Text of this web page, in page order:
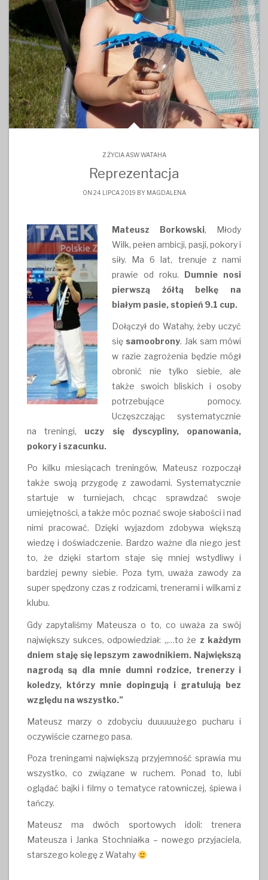
Z ŻYCIA ASW WATAHA
Reprezentacja
ON 24 LIPCA 2019 BY MAGDALENA
Mateusz Borkowski, Młody
Wilk, pełen ambicji, pasji, pokory i
siły. Ma 6 lat, trenuje z nami
prawie od roku. Dumnie nosi
pierwszą żółtą belkę na
białym pasie, stopień 9.1 cup.
Dołączył do Watahy, żeby uczyć
się samoobrony. Jak sam mówi
w razie zagrożenia będzie mógł
obronić nie tylko siebie, ale
także swoich bliskich i osoby
potrzebujące pomocy.
Uczęszczając systematycznie
na treningi, uczy się dyscypliny, opanowania,
pokory i szacunku.
Po kilku miesiącach treningów, Mateusz rozpoczął
także swoją przygodę z zawodami. Systematycznie
startuje w turniejach, chcąc sprawdzać swoje
umiejętności, a także móc poznać swoje słabości i nad
nimi pracować. Dzięki wyjazdom zdobywa większą
wiedzę i doświadczenie. Bardzo ważne dla niego jest
to, że dzięki startom staje się mniej wstydliwy i
bardziej pewny siebie. Poza tym, uważa zawody za
super spędzony czas z rodzicami, trenerami i wilkami z
klubu.
Gdy zapytaliśmy Mateusza o to, co uważa za swój
największy sukces, odpowiedział: „…to że z każdym
dniem staję się lepszym zawodnikiem. Największą
nagrodą są dla mnie dumni rodzice, trenerzy i
koledzy, którzy mnie dopingują i gratulują bez
względu na wszystko.”
Mateusz marzy o zdobyciu duuuuużego pucharu i
oczywiście czarnego pasa.
Poza treningami największą przyjemność sprawia mu
wszystko, co związane w ruchem. Ponad to, lubi
oglądać bajki i filmy o tematyce ratowniczej, śpiewa i
tańczy.
Mateusz ma dwóch sportowych idoli: trenera
Mateusza i Janka Stochniałka – nowego przyjaciela,
starszego kolegę z Watahy